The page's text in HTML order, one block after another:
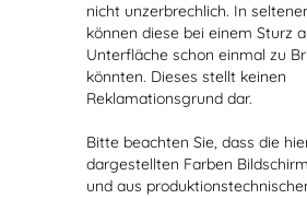
nicht unzerbrechlich. In
können diese bei einem Sturz
Unterfläche schon einmal zu
könnten. Dieses stellt keinen
Reklamationsgrund dar.
Bitte beachten Sie, dass die
dargestellten Farben
und aus